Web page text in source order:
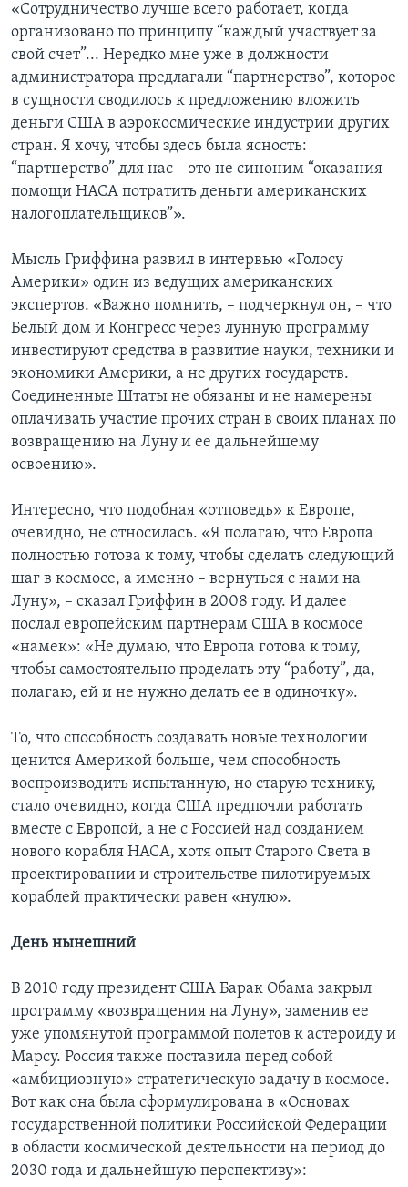
«Сотрудничество лучше всего работает, когда
организовано по принципу “каждый участвует за
свой счет”... Нередко мне уже в должности
администратора предлагали “партнерство”, которое
в сущности сводилось к предложению вложить
деньги США в аэрокосмические индустрии других
стран. Я хочу, чтобы здесь была ясность:
“партнерство” для нас – это не синоним “оказания
помощи НАСА потратить деньги американских
налогоплательщиков”».
Мысль Гриффина развил в интервью «Голосу
Америки» один из ведущих американских
экспертов. «Важно помнить, – подчеркнул он, – что
Белый дом и Конгресс через лунную программу
инвестируют средства в развитие науки, техники и
экономики Америки, а не других государств.
Соединенные Штаты не обязаны и не намерены
оплачивать участие прочих стран в своих планах по
возвращению на Луну и ее дальнейшему
освоению».
Интересно, что подобная «отповедь» к Европе,
очевидно, не относилась. «Я полагаю, что Европа
полностью готова к тому, чтобы сделать следующий
шаг в космосе, а именно – вернуться с нами на
Луну», – сказал Гриффин в 2008 году. И далее
послал европейским партнерам США в космосе
«намек»: «Не думаю, что Европа готова к тому,
чтобы самостоятельно проделать эту “работу”, да,
полагаю, ей и не нужно делать ее в одиночку».
То, что способность создавать новые технологии
ценится Америкой больше, чем способность
воспроизводить испытанную, но старую технику,
стало очевидно, когда США предпочли работать
вместе с Европой, а не с Россией над созданием
нового корабля НАСА, хотя опыт Старого Света в
проектировании и строительстве пилотируемых
кораблей практически равен «нулю».
День нынешний
В 2010 году президент США Барак Обама закрыл
программу «возвращения на Луну», заменив ее
уже упомянутой программой полетов к астероиду и
Марсу. Россия также поставила перед собой
«амбициозную» стратегическую задачу в космосе.
Вот как она была сформулирована в «Основах
государственной политики Российской Федерации
в области космической деятельности на период до
2030 года и дальнейшую перспективу»: